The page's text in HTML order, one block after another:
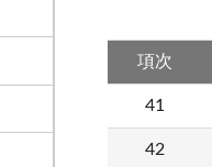
項次
41
42